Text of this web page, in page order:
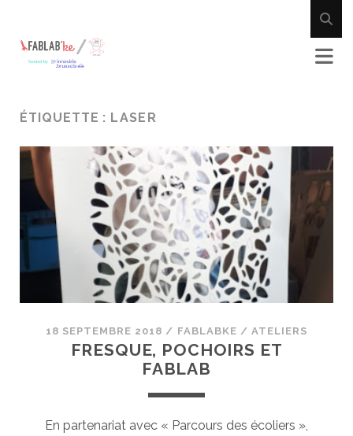
ÉTIQUETTE : LASER
18 SEPTEMBRE 2018 / FABLABKE / ATELIERS
FRESQUE, POCHOIRS ET
FABLAB
En partenariat avec « Parcours des écoliers »,